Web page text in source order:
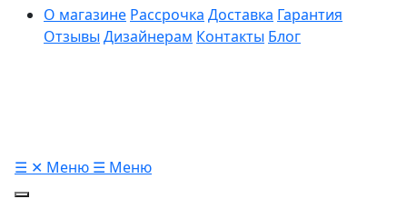
О магазине Рассрочка Доставка Гарантия
Отзывы Дизайнерам Контакты Блог
☰ ✕ Меню ☰ Меню